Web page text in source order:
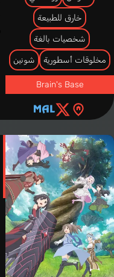
خارق للطبيعة
شخصيات بالغة
مخلوقات أسطورية شونين
Brain's Base